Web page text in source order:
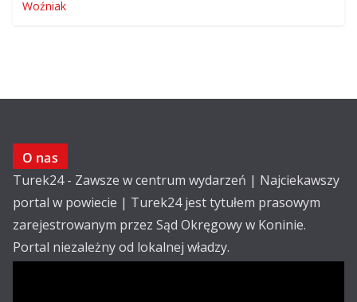
O nas
Turek24 - Zawsze w centrum wydarzeń | Najciekawszy
portal w powiecie | Turek24 jest tytułem prasowym
zarejestrowanym przez Sąd Okręgowy w Koninie.
Portal niezależny od lokalnej władzy.